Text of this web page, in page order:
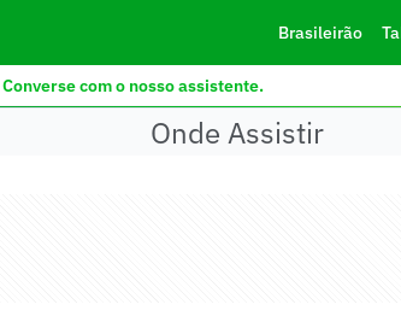
Brasileirão
Converse com o nosso assistente.
Onde Assistir